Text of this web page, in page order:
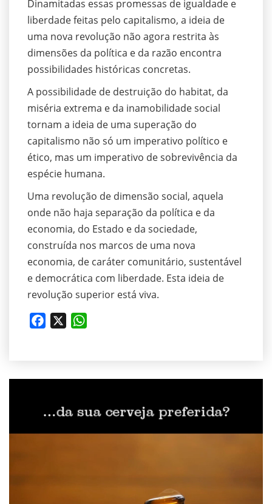
Dinamitadas essas promessas de igualdade e
liberdade feitas pelo capitalismo, a ideia de
uma nova revolução não agora restrita às
dimensões da política e da razão encontra
possibilidades históricas concretas.
A possibilidade de destruição do habitat, da
miséria extrema e da inamobilidade social
tornam a ideia de uma superação do
capitalismo não só um imperativo político e
ético, mas um imperativo de sobrevivência da
espécie humana.
Uma revolução de dimensão social, aquela
onde não haja separação da política e da
economia, do Estado e da sociedade,
construída nos marcos de uma nova
economia, de caráter comunitário, sustentável
e democrática com liberdade. Esta ideia de
revolução superior está viva.
Facebook